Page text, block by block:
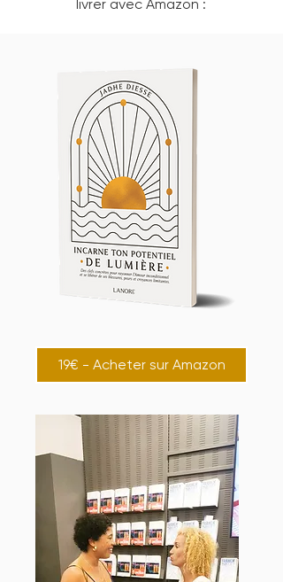
livrer avec Amazon :
19€ - Acheter sur Amazon